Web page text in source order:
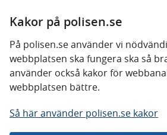
Kakor på polisen.se
På polisen.se använder vi
webbplatsen ska fungera ska så
använder också kakor för
webbplatsen bättre.
Så här använder polisen.se kakor